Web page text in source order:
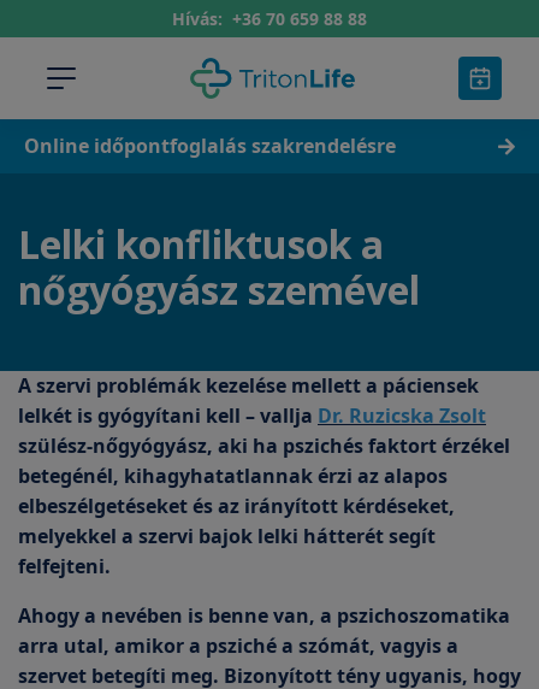
Hívás: +36 70 659 88 88
Online időpontfoglalás szakrendelésre
Lelki konfliktusok a
nőgyógyász szemével
A szervi problémák kezelése mellett a páciensek
lelkét is gyógyítani kell – vallja Dr. Ruzicska Zsolt
szülész-nőgyógyász, aki ha pszichés faktort érzékel
betegénél, kihagyhatatlannak érzi az alapos
elbeszélgetéseket és az irányított kérdéseket,
melyekkel a szervi bajok lelki hátterét segít
felfejteni.
Ahogy a nevében is benne van, a pszichoszomatika
arra utal, amikor a psziché a szómát, vagyis a
szervet betegíti meg. Bizonyított tény ugyanis, hogy